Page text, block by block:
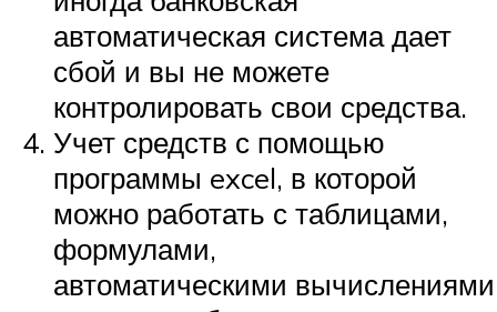
автоматическая система дает
сбой и вы не можете
контролировать свои средства.
Учет средств с помощью
программы excel, в которой
можно работать с таблицами,
формулами,
автоматическими